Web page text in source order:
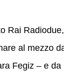
Rai
al mezzo
Fegiz – e